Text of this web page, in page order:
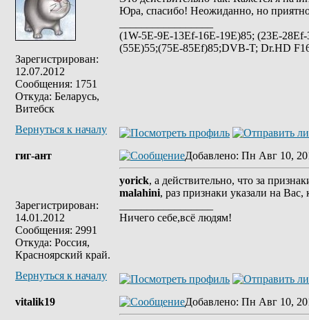
Зарегистрирован:
12.07.2012
Сообщения: 1751
Откуда: Беларусь,
Витебск
Юра, спасибо! Неожиданно, но
(1W-5E-9E-13Ef-16E-19E)85; (23E-
(55E)55;(75E-85Ef)85;DVB-T; Dr.HD
Вернуться к началу
гиг-ант
Зарегистрирован:
14.01.2012
Сообщения: 2991
Откуда: Россия,
Красноярский край.
Добавлено: Пн Авг 10,
yorick, а действительно, что за
malahini, раз признаки указали на
Ничего себе,всё людям!
Вернуться к началу
vitalik19 Добавлено: Пн Авг 10,